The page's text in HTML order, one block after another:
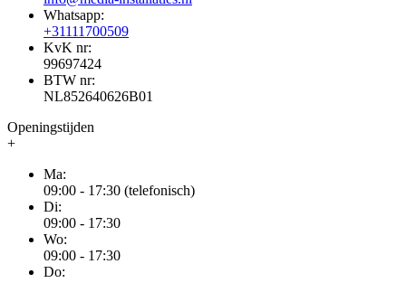
Whatsapp:
+31111700509
KvK nr:
99697424
BTW nr:
NL852640626B01
Openingstijden
+
Ma:
09:00 - 17:30 (telefonisch)
Di:
09:00 - 17:30
Wo:
09:00 - 17:30
Do: